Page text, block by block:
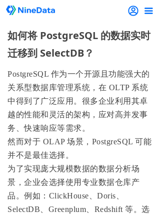
끀
如何将 PostgreSQL 的数据实时
迁移到 SelectDB？
PostgreSQL 作为一个开源且功能强大的
关系型数据库管理系统，在 OLTP 系统
中得到了广泛应用。很多企业利用其卓
越的性能和灵活的架构，应对高并发事
务、快速响应等需求。
然而对于 OLAP 场景，PostgreSQL 可能
并不是最佳选择。
为了实现庞大规模数据的数据分析场
景，企业会选择使用专业数据仓库产
品。例如：ClickHouse、Doris、
SelectDB、Greenplum、Redshift 等。选